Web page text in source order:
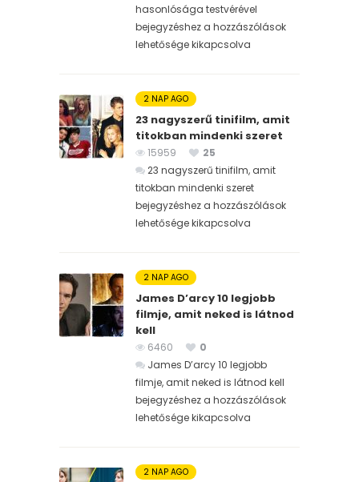
hasonlósága testvérével
bejegyzéshez a hozzászólások
lehetősége kikapcsolva
2 NAP AGO
23 nagyszerű tinifilm, amit
titokban mindenki szeret
15959
25
23 nagyszerű tinifilm, amit
titokban mindenki szeret
bejegyzéshez a hozzászólások
lehetősége kikapcsolva
2 NAP AGO
James D’arcy 10 legjobb
filmje, amit neked is látnod
kell
6460
0
James D’arcy 10 legjobb
filmje, amit neked is látnod kell
bejegyzéshez a hozzászólások
lehetősége kikapcsolva
2 NAP AGO